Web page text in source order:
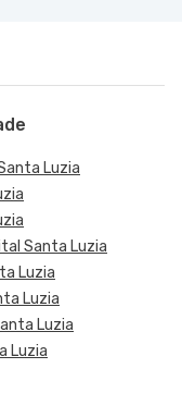
Luzia
Santa Luzia
Luzia
Luzia
Luzia
Luzia